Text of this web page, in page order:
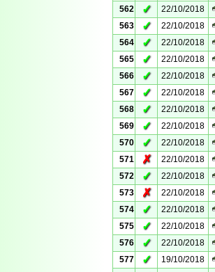
562
✓ 22/10/2018
563
✓ 22/10/2018
564
✓ 22/10/2018
565
✓ 22/10/2018
566
✓ 22/10/2018
567
✓ 22/10/2018
568
✓ 22/10/2018
569
✓ 22/10/2018
570
✓ 22/10/2018
571
✗ 22/10/2018
572
✓ 22/10/2018
573
✗ 22/10/2018
574
✓ 22/10/2018
575
✓ 22/10/2018
576
✓ 22/10/2018
577
✓ 19/10/2018